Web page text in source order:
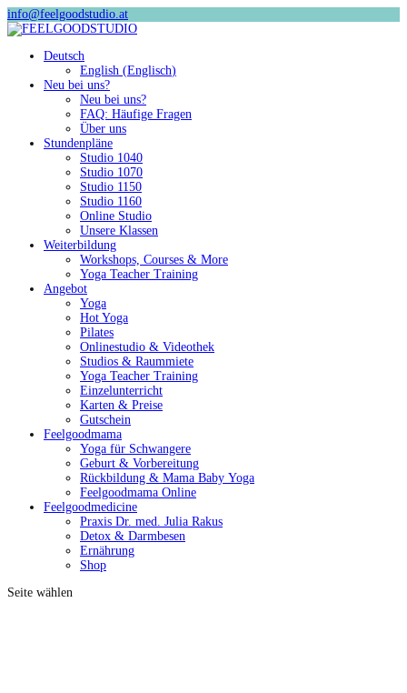
info@feelgoodstudio.at
Deutsch
English (Englisch)
Neu bei uns?
Neu bei uns?
FAQ: Häufige Fragen
Über uns
Stundenpläne
Studio 1040
Studio 1070
Studio 1150
Studio 1160
Online Studio
Unsere Klassen
Weiterbildung
Workshops, Courses & More
Yoga Teacher Training
Angebot
Yoga
Hot Yoga
Pilates
Onlinestudio & Videothek
Studios & Raummiete
Yoga Teacher Training
Einzelunterricht
Karten & Preise
Gutschein
Feelgoodmama
Yoga für Schwangere
Geburt & Vorbereitung
Rückbildung & Mama Baby Yoga
Feelgoodmama Online
Feelgoodmedicine
Praxis Dr. med. Julia Rakus
Detox & Darmbesen
Ernährung
Shop
Seite wählen